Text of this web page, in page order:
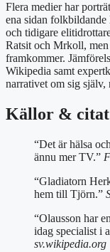
Flera medier har
ena sidan folkbildande
och tidigare
Ratsit och Mrkoll,
framkommer.
Wikipedia samt
narrativet om sig själv,
Källor & citat
“Det är hälsa
ännu mer TV.”
“Gladiatorn
hem till Tjörn.”
“Olausson har
idag specialist i
sv.wikipedia.org